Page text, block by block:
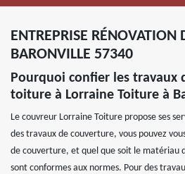
ENTREPRISE RÉNOVATION
BARONVILLE 57340
Pourquoi confier les travaux
toiture à Lorraine Toiture à
Le couvreur Lorraine Toiture propose ses
des travaux de couverture, vous pouvez
de couverture, et quel que soit le matériau
sont conformes aux normes. Pour des